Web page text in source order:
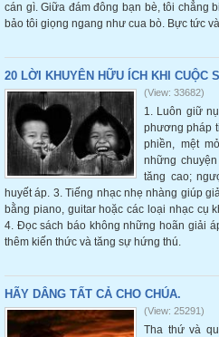
cán gì. Giữa đám đông bạn bè, tôi chẳng
bảo tôi giọng ngang như cua bò. Bực tức
20 LỜI KHUYÊN HỮU ÍCH KHI CUỘC
(View: 33682)
1. Luôn giữ
phương pháp
phiền, mệt
những
tăng cao;
huyết áp. 3. Tiếng nhạc nhẹ nhàng giúp
bằng piano, guitar hoặc các loại nhạc cụ
4. Đọc sách báo không những hoãn giải
thêm kiến thức và tăng sự hứng thú.
HÃY DÂNG TẤT CẢ CHO CHÚA.
(View: 25291)
Tha thứ và